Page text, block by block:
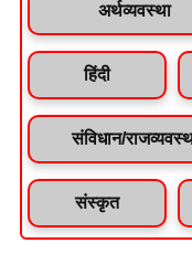
अर्थव्यवस्था
हिंदी
संविधान/
संस्कृत